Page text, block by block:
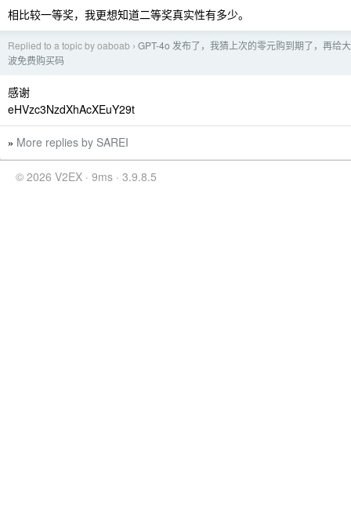
相比较一等奖，我更想知道二等奖真实性有多少。
Replied to a topic by oaboab › GPT-4o 发布了，我猜上次的零元购到期了，再给
波免费购买码
感谢
eHVzc3NzdXhAcXEuY29t
» More replies by SAREI
© 2026 V2EX · 9ms · 3.9.8.5